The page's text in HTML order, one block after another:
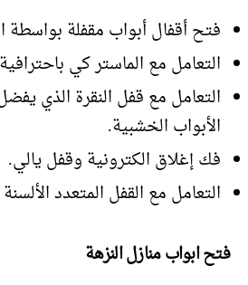
فتح أقفال أبواب مقفلة بواسطة
التعامل مع الماستر كي
التعامل مع قفل النقرة الذي
الأبواب الخشبية.
فك إغلاق الكترونية وقفل يالي.
التعامل مع القفل المتعدد
فتح ابواب منازل النزهة